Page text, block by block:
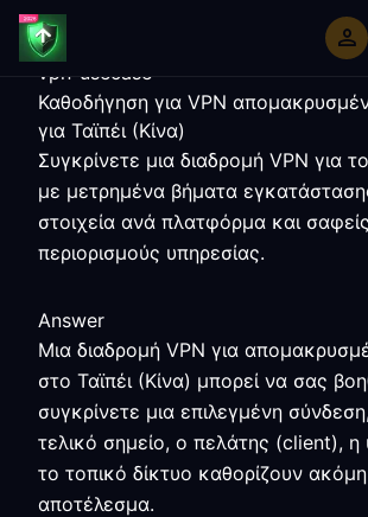
vpn-usecase
Καθοδήγηση για VPN
για Ταϊπέι (Κίνα)
Συγκρίνετε μια διαδρομή VPN για
με μετρημένα βήματα
στοιχεία ανά πλατφόρμα και σαφείς
περιορισμούς υπηρεσίας.
Answer
Μια διαδρομή VPN για
στο Ταϊπέι (Κίνα) μπορεί να σας
συγκρίνετε μια επιλεγμένη
τελικό σημείο, ο πελάτης (client), η
το τοπικό δίκτυο καθορίζουν
αποτέλεσμα.